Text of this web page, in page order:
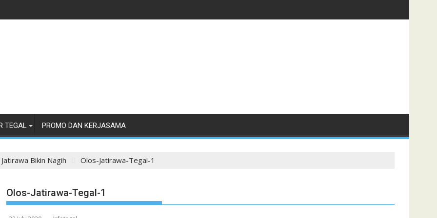
TEGAL PROMO DAN KERJASAMA
Bikin Nagih Olos-Jatirawa-Tegal-1
Olos-Jatirawa-Tegal-1